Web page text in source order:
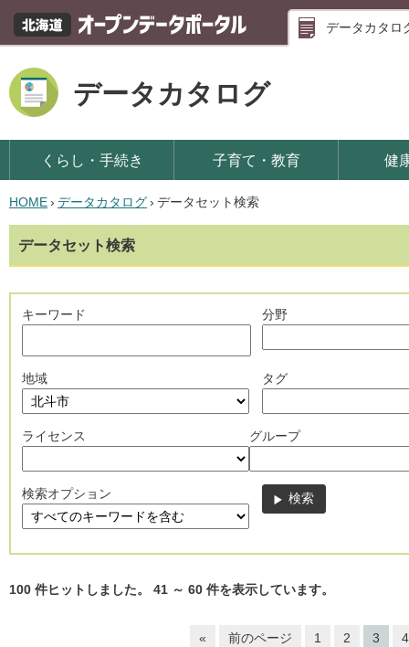
データカタロ
データカタログ
くらし・手続き 子育て・教育 健
HOME› データカタログ› データセット検索
データセット検索
キーワード 分野
地域 タグ
ライセンス グループ
検索オプション
100 件ヒットしました。 41 ～ 60 件を表示しています。
« 前のページ 1 2 3 4